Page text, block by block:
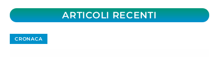
ARTICOLI RECENTI
CRONACA